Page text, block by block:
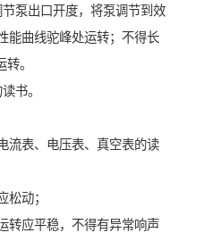
泵出口开度，将泵调节到效
能曲线驼峰处运转；不得长
。
书。
表、电压表、真空表的读
动；
应平稳，不得有异常响声